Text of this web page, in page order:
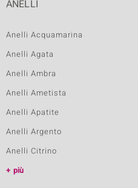
ANELLI
Anelli Acquamarina
Anelli Agata
Anelli Ambra
Anelli Ametista
Anelli Apatite
Anelli Argento
Anelli Citrino
più